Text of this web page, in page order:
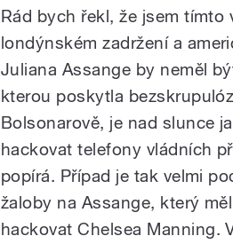
Rád bych řekl, že jsem tímto
londýnském zadržení a
Juliana Assange by neměl
kterou poskytla
Bolsonarově, je nad slunce
hackovat telefony vládních
popírá. Případ je tak velmi
žaloby na Assange, který
hackovat Chelsea Manning.